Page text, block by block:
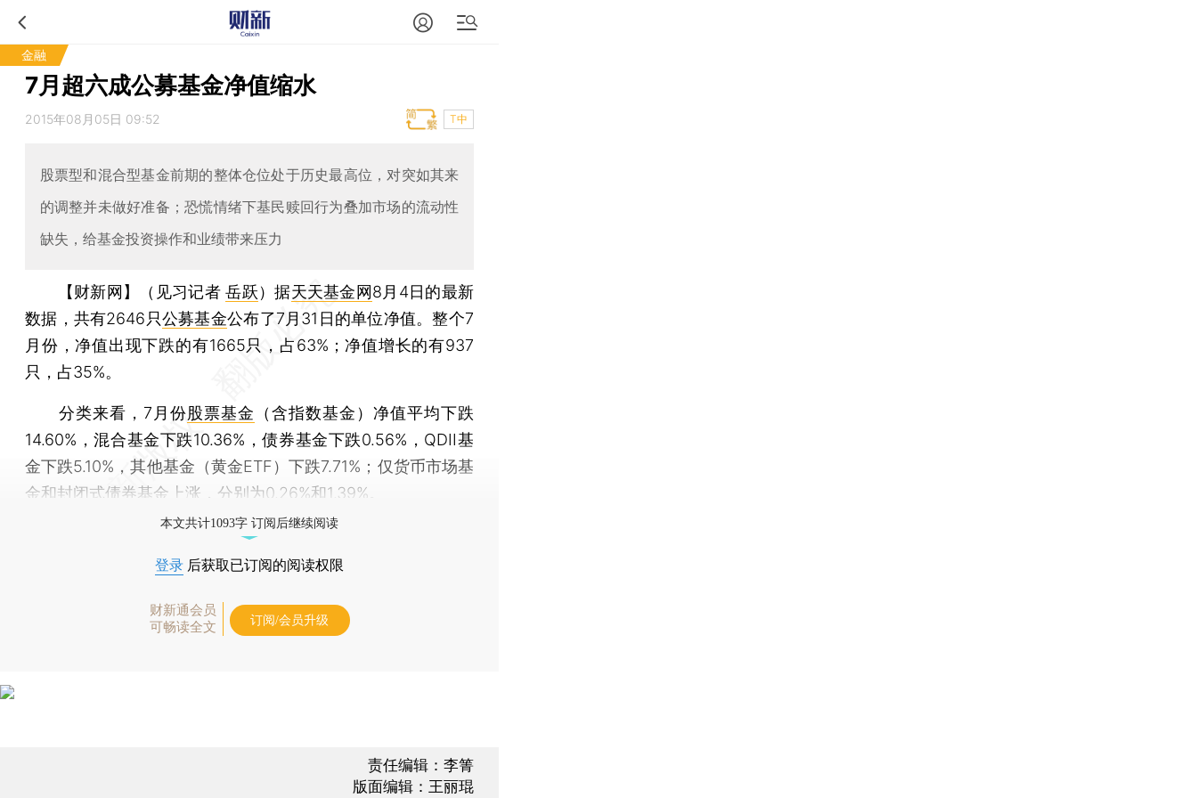
金融
7月超六成公募基金净值缩水
2015年08月05日 09:52 T中
股票型和混合型基金前期的整体仓位处于历史最高位，对突如其来
的调整并未做好准备；恐慌情绪下基民赎回行为叠加市场的流动性
缺失，给基金投资操作和业绩带来压力
【财新网】（见习记者岳跃）据天天基金网8月4日的最新
数据，共有2646只公募基金公布了7月31日的单位净值。整个7
月份，净值出现下跌的有1665只，占63%；净值增长的有937
只，占35%。
分类来看，7月份股票基金 （含指数基金）净值平均下跌
14.60%，混合基金下跌10.36%，债券基金下跌0.56%，QDII基
金下跌5.10%，其他基金（黄金ETF）下跌7.71%；仅货币市场基
金和封闭式债券基金上涨，分别为0.26%和1.39%。
本文共计1093字 订阅后继续阅读
登录 后获取已订阅的阅读权限
财新通会员
可畅读全文
订阅/会员升级
责任编辑：李箐
版面编辑：王丽琨